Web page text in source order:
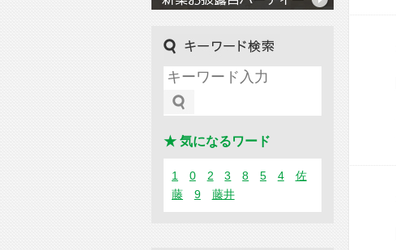
★ 気になるワード
1 0 2 3 8 5 4
佐
藤
9 藤井